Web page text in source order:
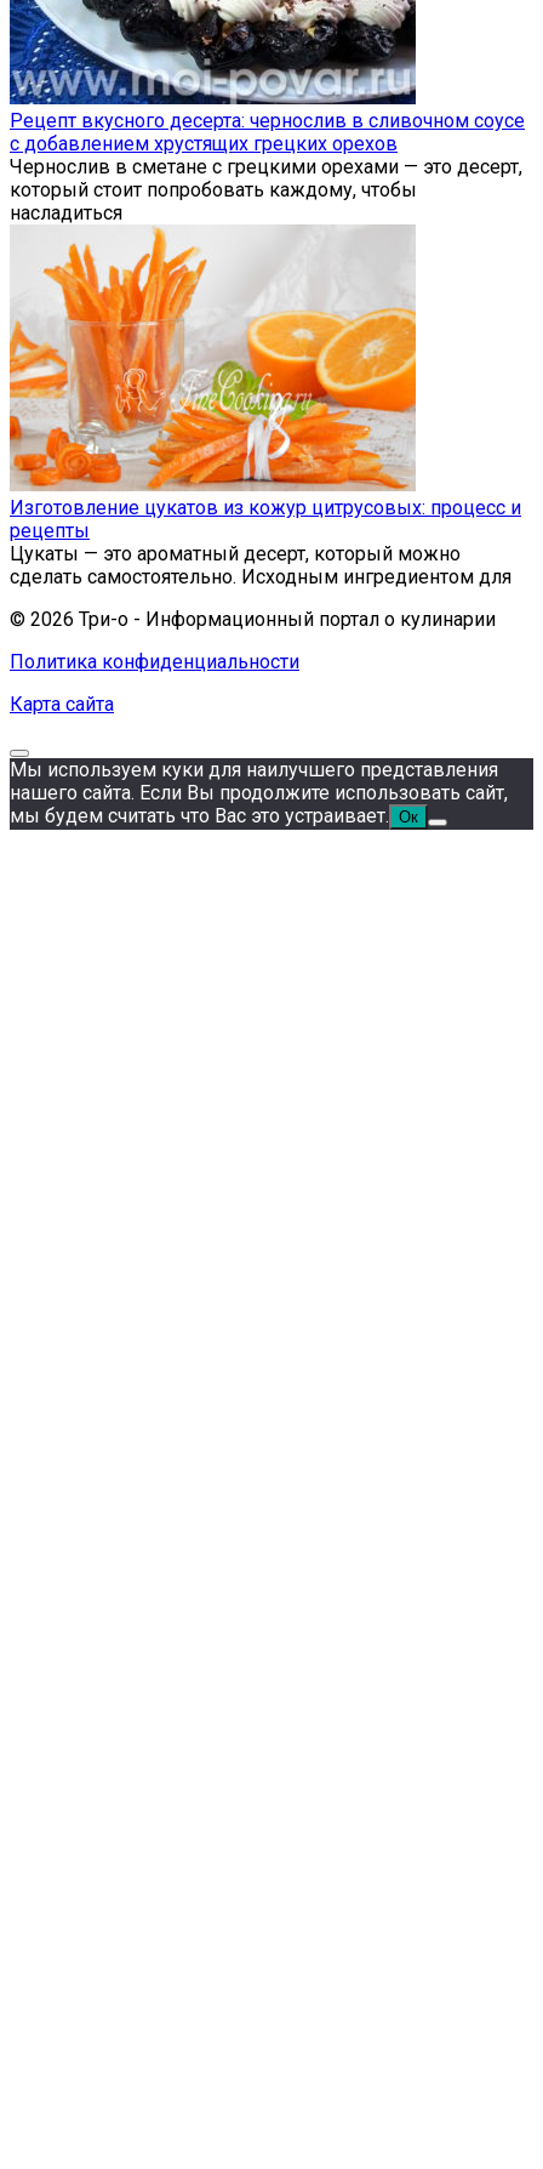
Рецепт вкусного десерта: чернослив в сливочном соусе
с добавлением хрустящих грецких орехов
Чернослив в сметане с грецкими орехами — это десерт,
который стоит попробовать каждому, чтобы
насладиться
Изготовление цукатов из кожур цитрусовых: процесс и
рецепты
Цукаты — это ароматный десерт, который можно
сделать самостоятельно. Исходным ингредиентом для
© 2026 Три-о - Информационный портал о кулинарии
Политика конфиденциальности
Карта сайта
Мы используем куки для наилучшего представления
нашего сайта. Если Вы продолжите использовать сайт,
мы будем считать что Вас это устраивает. Ок